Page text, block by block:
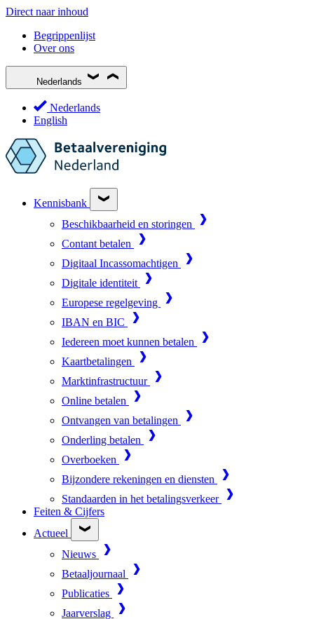
Direct naar inhoud
Begrippenlijst
Over ons
Nederlands
Nederlands
English
Kennisbank
Beschikbaarheid en storingen
Contant betalen
Digitaal Incassomachtigen
Digitale identiteit
Europese regelgeving
IBAN en BIC
Iedereen moet kunnen betalen
Kaartbetalingen
Marktinfrastructuur
Online betalen
Ontvangen van betalingen
Onderling betalen
Overboeken
Bijzondere rekeningen en diensten
Standaarden in het betalingsverkeer
Feiten & Cijfers
Actueel
Nieuws
Betaaljournaal
Publicaties
Jaarverslag